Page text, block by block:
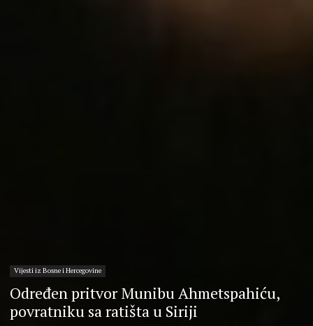
Vijesti iz Bosne i Hercegovine
Određen pritvor Munibu Ahmetspahiću,
povratniku sa ratišta u Siriji